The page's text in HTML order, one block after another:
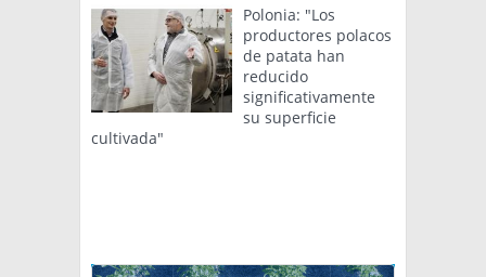
Polonia: "Los
productores polacos
de patata han
reducido
significativamente
su superficie
cultivada"